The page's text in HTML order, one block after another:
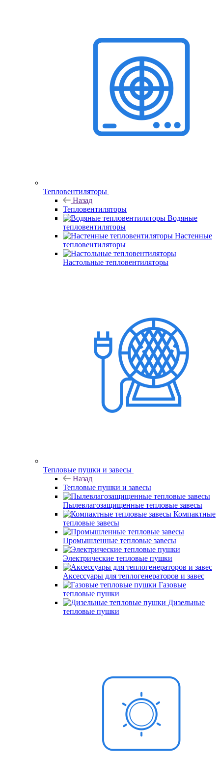
Тепловентиляторы
Назад
Тепловентиляторы
Водяные
тепловентиляторы
Настенные
тепловентиляторы
Настольные тепловентиляторы
Тепловые пушки и завесы
Назад
Тепловые пушки и завесы
Пылевлагозащищенные тепловые завесы
Компактные
тепловые завесы
Промышленные тепловые завесы
Электрические тепловые пушки
Аксессуары для теплогенераторов и завес
Газовые
тепловые пушки
Дизельные
тепловые пушки